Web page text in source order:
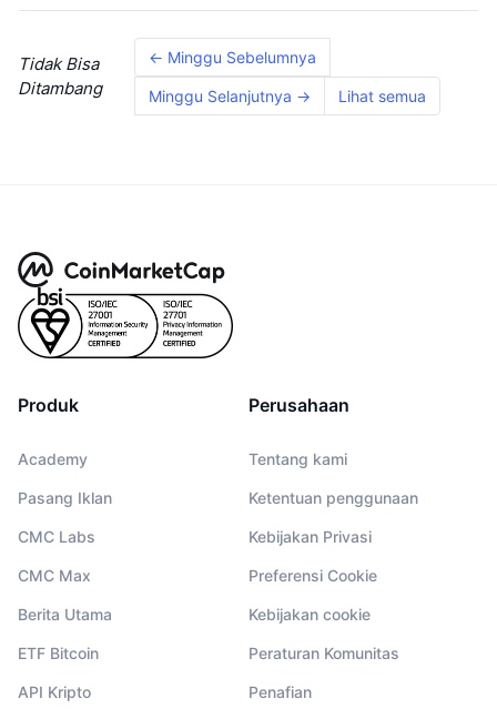
Tidak Bisa
Ditambang
← Minggu Sebelumnya
Minggu Selanjutnya → Lihat semua
Produk
Academy
Pasang Iklan
CMC Labs
CMC Max
Berita Utama
ETF Bitcoin
API Kripto
Perusahaan
Tentang kami
Ketentuan penggunaan
Kebijakan Privasi
Preferensi Cookie
Kebijakan cookie
Peraturan Komunitas
Penafian